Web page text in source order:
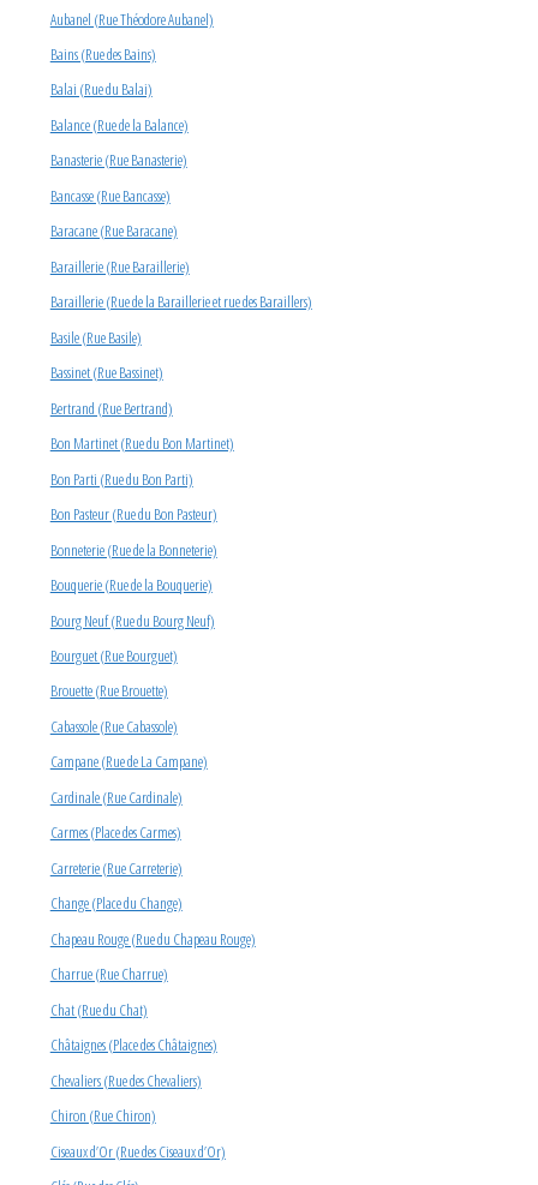
Aubanel (Rue Théodore Aubanel)
Bains (Rue des Bains)
Balai (Rue du Balai)
Balance (Rue de la Balance)
Banasterie (Rue Banasterie)
Bancasse (Rue Bancasse)
Baracane (Rue Baracane)
Baraillerie (Rue Baraillerie)
Baraillerie (Rue de la Baraillerie et rue des Baraillers)
Basile (Rue Basile)
Bassinet (Rue Bassinet)
Bertrand (Rue Bertrand)
Bon Martinet (Rue du Bon Martinet)
Bon Parti (Rue du Bon Parti)
Bon Pasteur (Rue du Bon Pasteur)
Bonneterie (Rue de la Bonneterie)
Bouquerie (Rue de la Bouquerie)
Bourg Neuf (Rue du Bourg Neuf)
Bourguet (Rue Bourguet)
Brouette (Rue Brouette)
Cabassole (Rue Cabassole)
Campane (Rue de La Campane)
Cardinale (Rue Cardinale)
Carmes (Place des Carmes)
Carreterie (Rue Carreterie)
Change (Place du Change)
Chapeau Rouge (Rue du Chapeau Rouge)
Charrue (Rue Charrue)
Chat (Rue du Chat)
Châtaignes (Place des Châtaignes)
Chevaliers (Rue des Chevaliers)
Chiron (Rue Chiron)
Ciseaux d’Or (Rue des Ciseaux d’Or)